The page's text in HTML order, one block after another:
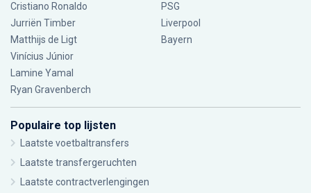
Cristiano Ronaldo
Jurriën Timber
Matthijs de Ligt
Vinícius Júnior
Lamine Yamal
Ryan Gravenberch
PSG
Liverpool
Bayern
Populaire top lijsten
Laatste voetbaltransfers
Laatste transfergeruchten
Laatste contractverlengingen